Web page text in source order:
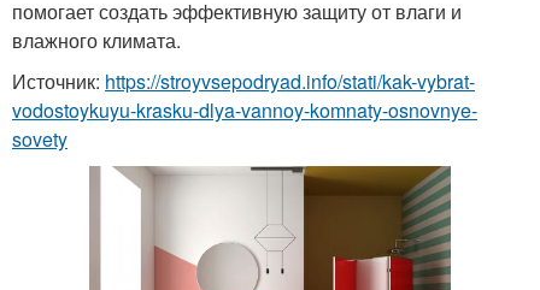
помогает создать эффективную защиту от влаги и
влажного климата.
Источник: https://stroyvsepodryad.info/stati/kak-vybrat-
vodostoykuyu-krasku-dlya-vannoy-komnaty-osnovnye-
sovety